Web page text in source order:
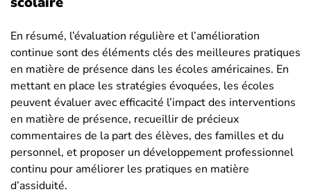
En résumé, l’évaluation régulière et l’amélioration
continue sont des éléments clés des meilleures pratiques
en matière de présence dans les écoles américaines. En
mettant en place les stratégies évoquées, les écoles
peuvent évaluer avec efficacité l’impact des interventions
en matière de présence, recueillir de précieux
commentaires de la part des élèves, des familles et du
personnel, et proposer un développement professionnel
continu pour améliorer les pratiques en matière
d’assiduité.